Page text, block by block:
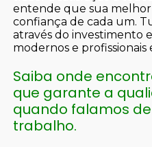
entende que sua
confiança de cada um.
através do investimento
modernos e profissionais
Saiba onde
que garante a
quando falamos
trabalho.